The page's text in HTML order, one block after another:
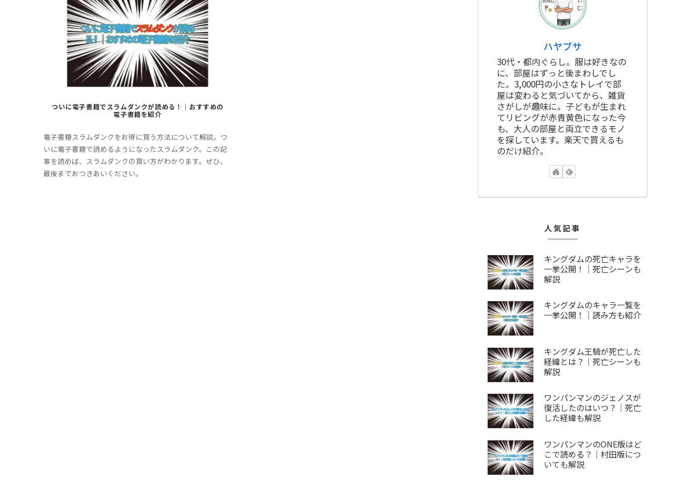
ついに電子書籍でスラムダンクが読める！｜おすすめの
電子書籍を紹介
電子書籍スラムダンクをお得に買う方法について解説。つ
いに電子書籍で読めるようになったスラムダンク。この記
事を読めば、スラムダンクの買い方がわかります。ぜひ、
最後までおつきあいください。
ハヤブサ
30代・都内ぐらし。服は好きなの
に、部屋はずっと後まわしでし
た。3,000円の小さなトレイで部
屋は変わると気づいてから、雑貨
さがしが趣味に。子どもが生まれ
てリビングが赤青黄色になった今
も、大人の部屋と両立できるモノ
を探しています。楽天で買えるも
のだけ紹介。
人気記事
キングダムの死亡キャラを
一挙公開！｜死亡シーンも
解説
キングダムのキャラ一覧を
一挙公開！｜読み方も紹介
キングダム王騎が死亡した
経緯とは？｜死亡シーンも
解説
ワンパンマンのジェノスが
復活したのはいつ？｜死亡
した経緯も解説
ワンパンマンのONE版はど
こで読める？｜村田版につ
いても解説